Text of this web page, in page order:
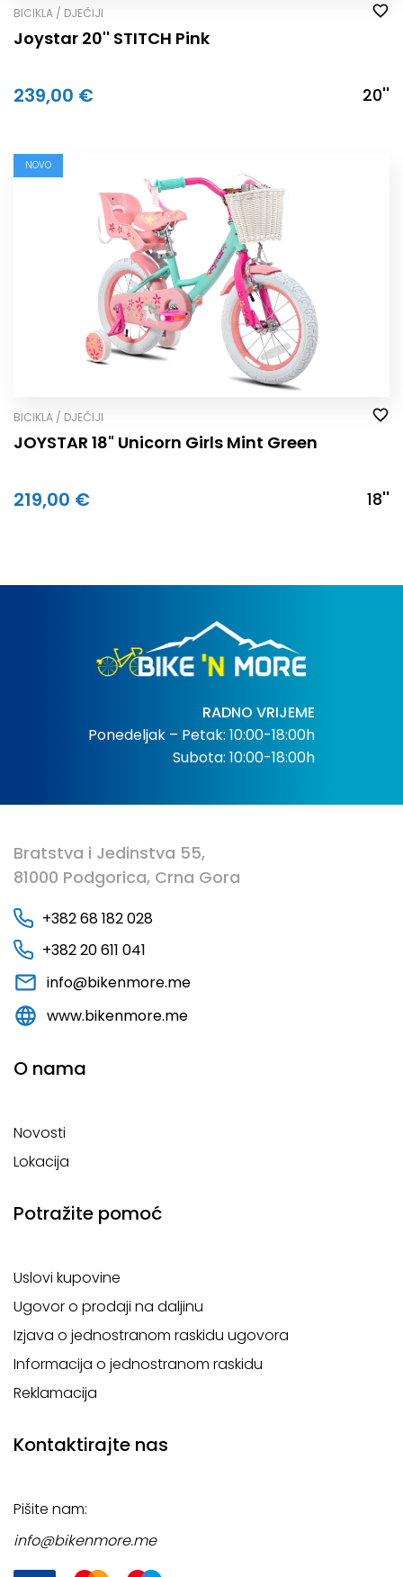
BICIKLA / DJEČIJI
Joystar 20'' STITCH Pink
239,00 € 20''
NOVO
BICIKLA / DJEČIJI
JOYSTAR 18" Unicorn Girls Mint Green
219,00 € 18''
RADNO VRIJEME
Ponedeljak – Petak: 10:00-18:00h
Subota: 10:00-18:00h
Bratstva i Jedinstva 55,
81000 Podgorica, Crna Gora
+382 68 182 028
+382 20 611 041
info@bikenmore.me
www.bikenmore.me
O nama
Novosti
Lokacija
Potražite pomoć
Uslovi kupovine
Ugovor o prodaji na daljinu
Izjava o jednostranom raskidu ugovora
Informacija o jednostranom raskidu
Reklamacija
Kontaktirajte nas
Pišite nam:
info@bikenmore.me